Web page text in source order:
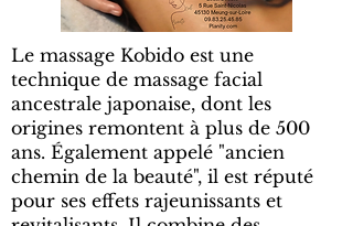
Le massage Kobido est une
technique de massage facial
ancestrale japonaise, dont les
origines remontent à plus de 500
ans. Également appelé "ancien
chemin de la beauté", il est réputé
pour ses effets rajeunissants et